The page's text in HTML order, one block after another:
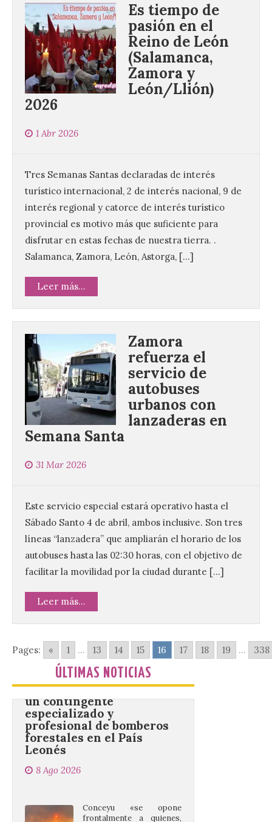
Es tiempo de
pasión en el
Reino de León
(Salamanca,
Zamora y
León/Llión)
2026
1 Abr 2026
Tres Semanas Santas declaradas de interés
turístico internacional, 2 de interés nacional, 9 de
interés regional y catorce de interés turístico
provincial es motivo más que suficiente para
disfrutar en estas fechas de nuestra tierra. .
Salamanca, Zamora, León, Astorga, […]
Leer más...
Zamora
refuerza el
servicio de
autobuses
urbanos con
lanzaderas en
Semana Santa
31 Mar 2026
Este servicio especial estará operativo hasta el
Sábado Santo 4 de abril, ambos inclusive. Son tres
líneas “lanzadera” que ampliarán el horario de los
autobuses hasta las 02:30 horas, con el objetivo de
facilitar la movilidad por la ciudad durante […]
Leer más...
Pages: « 1 ... 13 14 15 16 17 18 19 ... 338
ÚLTIMAS NOTICIAS
La UPSA impulsa la
creación musical con el I
Concurso Internacional de
Este certamen,
promovido por el Instituto
Universitario de Música
Sacra de la Universidad
Pontificia de Salamanca
(UPSA), premiará composiciones
inéditas, destinadas a coro, con un
podrán presentarse hasta el 30 de
noviembre. La Universidad, a […]
Conceyu vuelve a exigir
un contingente
especializado y
forestales en el País
Leonés
8 Ago 2026
“descomunidad”
antinatural, artificial e